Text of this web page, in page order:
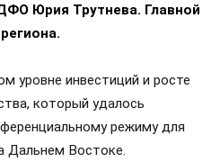
Юрия Трутнева. Главной
уровне инвестиций и росте
который удалось
режиму для
Дальнем Востоке.